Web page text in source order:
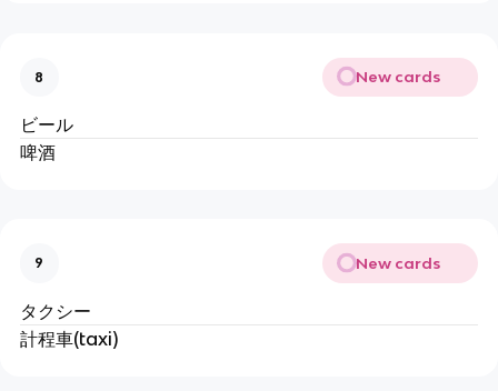
8 New cards
ビール
啤酒
9 New cards
タクシー
計程車(taxi)